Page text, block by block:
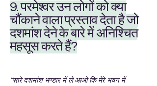
​9. परमेश्वर उन लोगों को क्या
चौंकाने वाला प्रस्ताव देता है जो
दशमांश देने के बारे में अनिश्चित
महसूस करते हैं?
“सारे दशमांश भण्डार में ले आओ कि मेरे भवन में